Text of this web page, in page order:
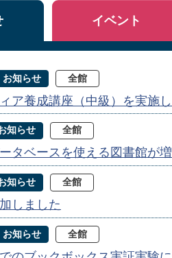
お知らせ 全館
ア養成講座（中級）を実施
知らせ 全館
タベースを使える図書館が
知らせ 全館
しました
お知らせ 全館
イベント